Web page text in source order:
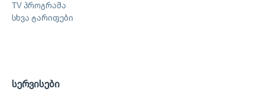
TV პროგრამა
სხვა ტარიფები
სერვისები